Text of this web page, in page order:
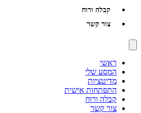
קבלה ורוח
צור קשר
ראשי
המסע שלי
מדיטציות
התפתחות אישית
קבלה ורוח
צור קשר